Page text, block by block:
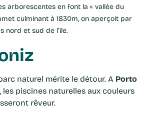
arborescentes en font la « vallée du
culminant à 1830m, on aperçoit par
nord et sud de l’île.
naturel mérite le détour. A Porto
piscines naturellesaux couleurs
rêveur.